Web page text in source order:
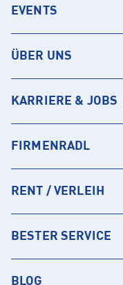
EVENTS
ÜBER UNS
KARRIERE & JOBS
FIRMENRADL
RENT / VERLEIH
BESTER SERVICE
BLOG